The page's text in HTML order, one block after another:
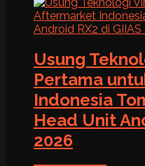
Usung
Pertama
Indonesia
Head Unit
2026